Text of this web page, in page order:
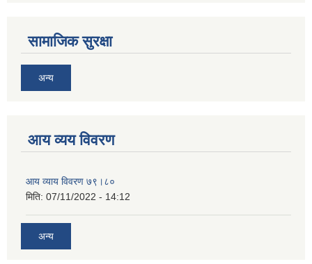
सामाजिक सुरक्षा
अन्य
आय व्यय विवरण
आय व्याय विवरण ७९।८०
मिति: 07/11/2022 - 14:12
अन्य